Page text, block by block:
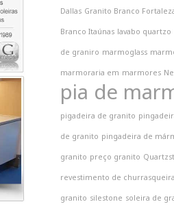
Dallas Granito Branco
Branco Itaúnas lavabo quartzo
de graniro marmoglass
marmoraria em marmores
pia de
pigadeira de granito
de granito pingadeira de
granito preço granito
revestimento de churrasqueira
granito silestone soleira de